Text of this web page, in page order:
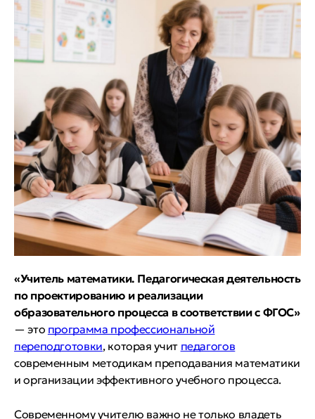
«Учитель математики. Педагогическая деятельность
по проектированию и реализации
образовательного процесса в соответствии с ФГОС»
— это программа профессиональной
переподготовки, которая учит педагогов
современным методикам преподавания математики
и организации эффективного учебного процесса.
Современному учителю важно не только владеть